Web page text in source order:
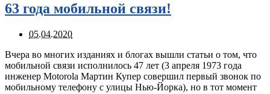
63 года мобильной связи!
05.04.2020
Вчера во многих изданиях и блогах вышли статьи о том, что
мобильной связи исполнилось 47 лет (3 апреля 1973 года
инженер Motorola Мартин Купер совершил первый звонок по
мобильному телефону с улицы Нью-Йорка), но в тот момент